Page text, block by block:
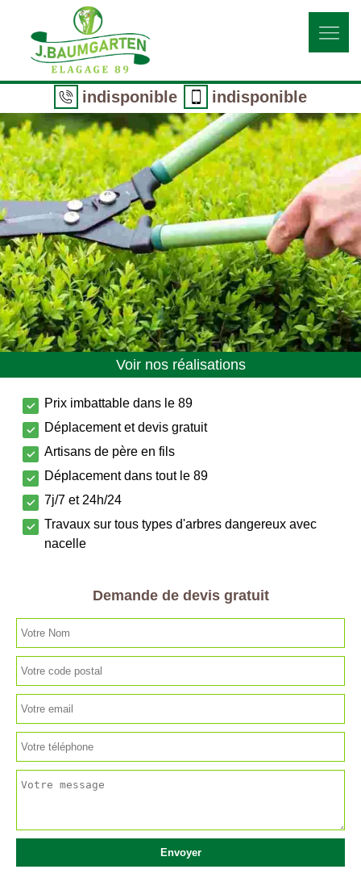
indisponible indisponible
Voir nos réalisations
Prix imbattable dans le 89
Déplacement et devis gratuit
Artisans de père en fils
Déplacement dans tout le 89
7j/7 et 24h/24
Travaux sur tous types d'arbres dangereux avec
nacelle
Demande de devis gratuit